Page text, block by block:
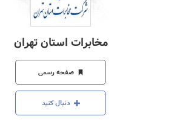
شده
شرکت‌ها،
سازمان‌ها
و
روابط
عمومی‌ها
مخابرات استان تهران
صفحه رسمی
دنبال کنید